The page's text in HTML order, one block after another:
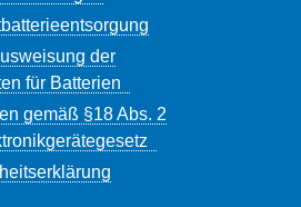
der
für Batterien
gemäß §18 Abs. 2